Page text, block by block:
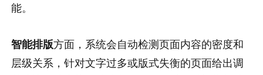
能。
智能排版方面，系统会自动检测页面内容的密度和
层级关系，针对文字过多或版式失衡的页面给出调